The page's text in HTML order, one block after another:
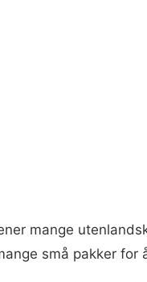
mange
små pakker for